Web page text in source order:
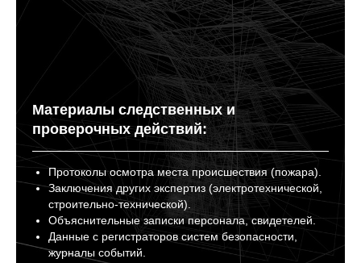
Материалы следственных и
проверочных действий:
Протоколы осмотра места происшествия (пожара).
Заключения других экспертиз (электротехнической,
строительно-технической).
Объяснительные записки персонала, свидетелей.
Данные с регистраторов систем безопасности,
журналы событий.